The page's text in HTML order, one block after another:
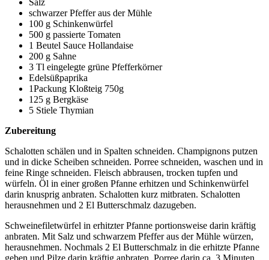
schwarzer Pfeffer aus der Mühle
100 g Schinkenwürfel
500 g passierte Tomaten
1 Beutel Sauce Hollandaise
200 g Sahne
3 Tl eingelegte grüne Pfefferkörner
Edelsüßpaprika
1Packung Kloßteig 750g
125 g Bergkäse
5 Stiele Thymian
Zubereitung
Schalotten schälen und in Spalten schneiden. Champignons putzen
und in dicke Scheiben schneiden. Porree schneiden, waschen und in
feine Ringe schneiden. Fleisch abbrausen, trocken tupfen und
würfeln. Öl in einer großen Pfanne erhitzen und Schinkenwürfel
darin knusprig anbraten. Schalotten kurz mitbraten. Schalotten
herausnehmen und 2 El Butterschmalz dazugeben.
Schweinefiletwürfel in erhitzter Pfanne portionsweise darin kräftig
anbraten. Mit Salz und schwarzem Pfeffer aus der Mühle würzen,
herausnehmen. Nochmals 2 El Butterschmalz in die erhitzte Pfanne
geben und Pilze darin kräftig anbraten. Porree darin ca. 3 Minuten